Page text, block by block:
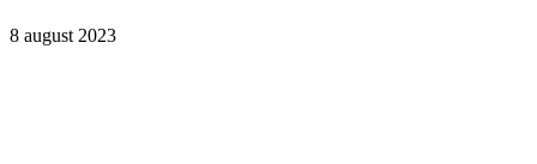
8 august 2023